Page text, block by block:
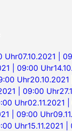
Uhr07.10.2021 |
| 09:00 Uhr
Uhr
| 09:00 Uhr
Uhr02.11.2021
| 09:00 Uhr
Uhr15.11.2021